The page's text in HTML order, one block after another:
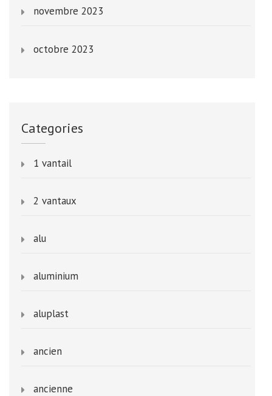
novembre 2023
octobre 2023
Categories
1 vantail
2 vantaux
alu
aluminium
aluplast
ancien
ancienne